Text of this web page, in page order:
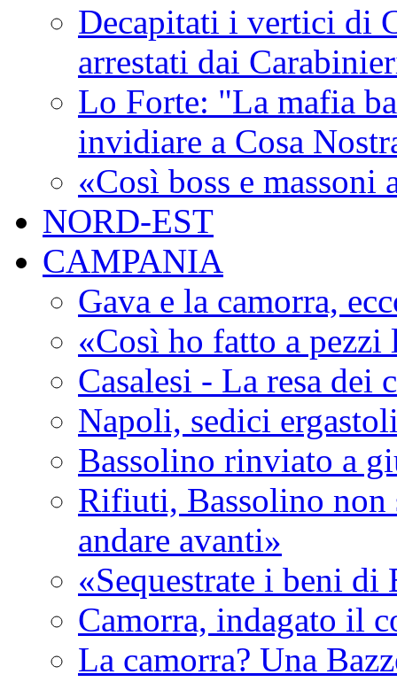
Decapitati i vertici di
arrestati dai
Lo Forte: "La mafia
invidiare a Cosa
«Così boss e massoni
NORD-EST
CAMPANIA
Gava e la camorra,
«Così ho fatto a pezzi
Casalesi - La resa dei
Napoli, sedici
Bassolino rinviato a
Rifiuti, Bassolino
andare avanti»
«Sequestrate i beni di
Camorra, indagato il
La camorra? Una